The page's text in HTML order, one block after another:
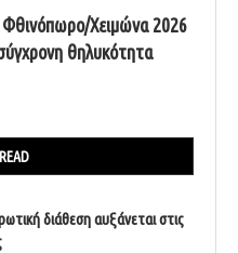
Φθινόπωρο/Χειμώνα 2026
θηλυκότητα
διάθεση αυξάνεται στις